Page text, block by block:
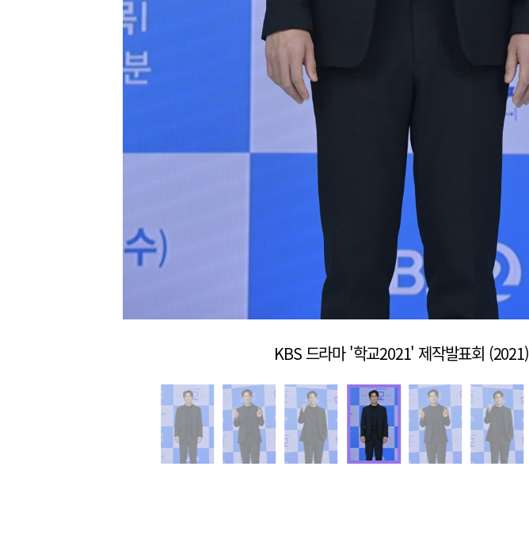
KBS 드라마 '학교2021' 제작발표회 (2021)